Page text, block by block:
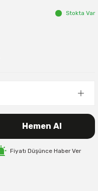
Stokta Var
Hemen Al
Fiyatı Düşünce Haber Ver